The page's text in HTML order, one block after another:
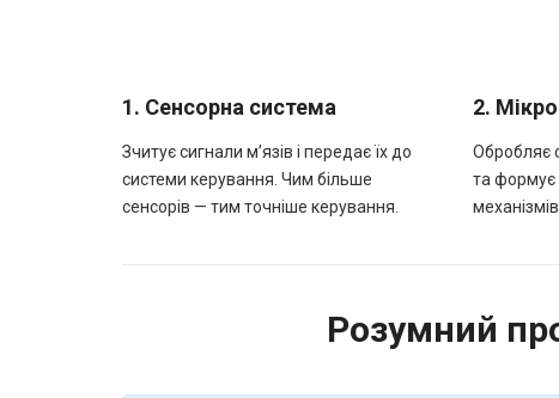
1. Сенсорна система
Зчитує сигнали м’язів і передає їх до
системи керування. Чим більше
сенсорів — тим точніше керування.
2.
Обробляє
та формує
Розумний